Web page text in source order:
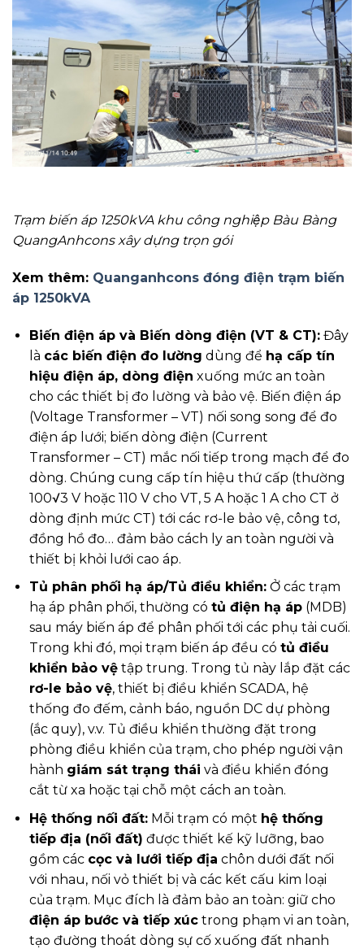
Trạm biến áp 1250kVA khu công nghiệp Bàu Bàng
QuangAnhcons xây dựng trọn gói
Xem thêm: Quanganhcons đóng điện trạm biến
áp 1250kVA
Biến điện áp và Biến dòng điện (VT & CT):Đây
là các biến điện đo lường dùng để hạ cấp tín
hiệu điện áp, dòng điện xuống mức an toàn
cho các thiết bị đo lường và bảo vệ. Biến điện áp
(Voltage Transformer – VT) nối song song để đo
điện áp lưới; biến dòng điện (Current
Transformer – CT) mắc nối tiếp trong mạch để đo
dòng. Chúng cung cấp tín hiệu thứ cấp (thường
100√3 V hoặc 110 V cho VT, 5 A hoặc 1 A cho CT ở
dòng định mức CT) tới các rơ-le bảo vệ, công tơ,
đồng hồ đo… đảm bảo cách ly an toàn người và
thiết bị khỏi lưới cao áp.
Tủ phân phối hạ áp/Tủ điều khiển:Ở các trạm
hạ áp phân phối, thường có tủ điện hạ áp(MDB)
sau máy biến áp để phân phối tới các phụ tải cuối.
Trong khi đó, mọi trạm biến áp đều có tủ điều
khiển bảo vệtập trung. Trong tủ này lắp đặt các
rơ-le bảo vệ, thiết bị điều khiển SCADA, hệ
thống đo đếm, cảnh báo, nguồn DC dự phòng
(ắc quy), v.v. Tủ điều khiển thường đặt trong
phòng điều khiển của trạm, cho phép người vận
hành giám sát trạng thái và điều khiển đóng
cắt từ xa hoặc tại chỗ một cách an toàn.
Hệ thống nối đất:Mỗi trạm có một hệ thống
tiếp địa (nối đất) được thiết kế kỹ lưỡng, bao
gồm các cọc và lưới tiếp địa chôn dưới đất nối
với nhau, nối vỏ thiết bị và các kết cấu kim loại
của trạm. Mục đích là đảm bảo an toàn: giữ cho
điện áp bước và tiếp xúctrong phạm vi an toàn,
tạo đường thoát dòng sự cố xuống đất nhanh